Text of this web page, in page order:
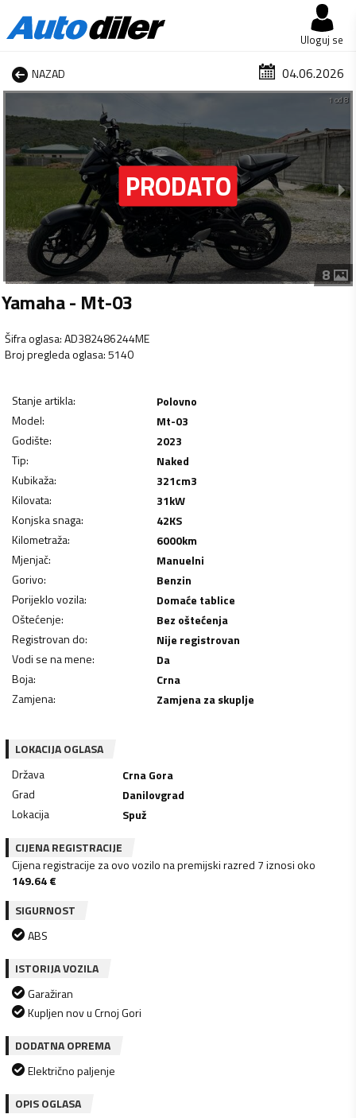
Uloguj se
NAZAD 04.06.2026
1 od 8
8
Yamaha - Mt-03
Šifra oglasa:AD382486244ME
Broj pregleda oglasa:5140
Stanje artikla:
Polovno
Model:
Mt-03
Godište:
2023
Tip:
Naked
Kubikaža: 321cm3
Kilovata: 31kW
Konjska snaga: 42KS
Kilometraža: 6000km
Mjenjač:
Manuelni
Gorivo:
Benzin
Porijeklo vozila:
Domaće tablice
Oštećenje:
Bez oštećenja
Registrovan do:
Nije registrovan
Vodi se na mene:
Da
Boja:
Crna
Zamjena: Zamjena za skuplje
LOKACIJA OGLASA
Država
Crna Gora
Grad
Danilovgrad
Lokacija
Spuž
CIJENA REGISTRACIJE
Cijena registracije za ovo vozilo na premijski razred 7 iznosi oko
149.64€
SIGURNOST
ABS
ISTORIJA VOZILA
Garažiran
Kupljen nov u Crnoj Gori
DODATNA OPREMA
Električno paljenje
OPIS OGLASA